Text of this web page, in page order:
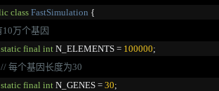
class FastSimulation {
10万个基因
static final int N_ELEMENTS = 100000;
// 每个基因长度为30
static final int N_GENES = 30;